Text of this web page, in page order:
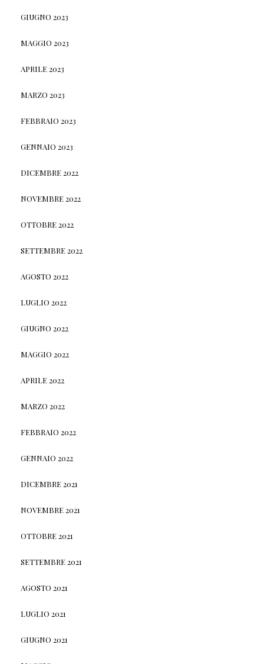
GIUGNO 2023
MAGGIO 2023
APRILE 2023
MARZO 2023
FEBBRAIO 2023
GENNAIO 2023
DICEMBRE 2022
NOVEMBRE 2022
OTTOBRE 2022
SETTEMBRE 2022
AGOSTO 2022
LUGLIO 2022
GIUGNO 2022
MAGGIO 2022
APRILE 2022
MARZO 2022
FEBBRAIO 2022
GENNAIO 2022
DICEMBRE 2021
NOVEMBRE 2021
OTTOBRE 2021
SETTEMBRE 2021
AGOSTO 2021
LUGLIO 2021
GIUGNO 2021